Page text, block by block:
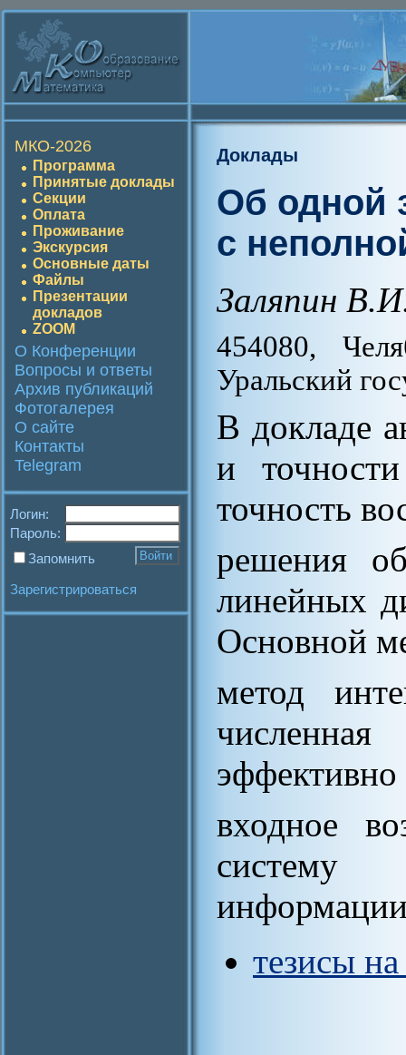
МКО-2026
Программа
Принятые доклады
Секции
Оплата
Проживание
Экскурсия
Основные даты
Файлы
Презентации
докладов
ZOOM
О Конференции
Вопросы и ответы
Архив публикаций
Фотогалерея
О сайте
Контакты
Telegram
Логин:
Пароль:
Запомнить
Зарегистрироваться
Доклады
Об одной
с
Заляпин
454080,
Уральский
В докладе
и
точность
решения
линейных
Основной
метод
эффективно
входное
систему
тезисы